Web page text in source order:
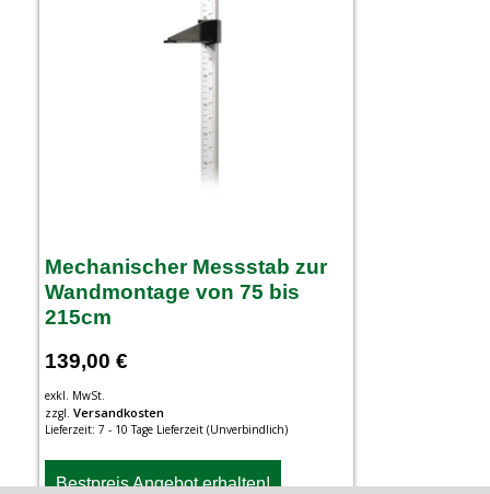
Mechanischer Messstab zur
Wandmontage von 75 bis
215cm
139,00 €
exkl. MwSt.
zzgl. Versandkosten
Lieferzeit: 7 - 10 Tage Lieferzeit (Unverbindlich)
Bestpreis Angebot erhalten!